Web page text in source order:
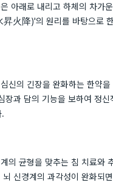
아래로 내리고 하체의 차가
昇火降)'의 원리를 바탕으로
신의 긴장을 완화하는 한약
장과 담의 기능을 보하여 정신
의 균형을 맞추는 침 치료와
신경계의 과각성이 완화되